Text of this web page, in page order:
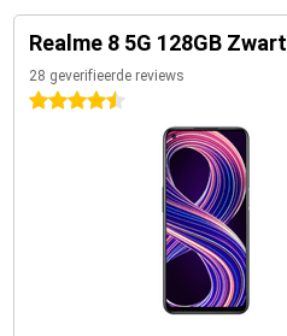
Realme 8 5G 128GB Zwart
28 geverifieerde reviews
4.5 sterren